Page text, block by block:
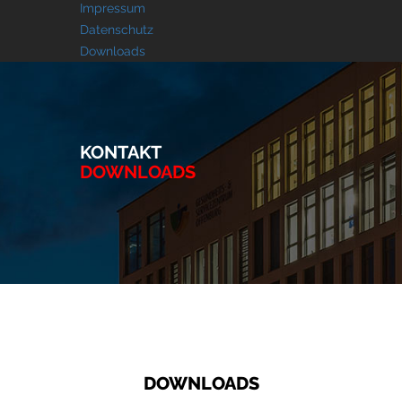
Impressum
Datenschutz
Downloads
KONTAKT
DOWNLOADS
DOWNLOADS